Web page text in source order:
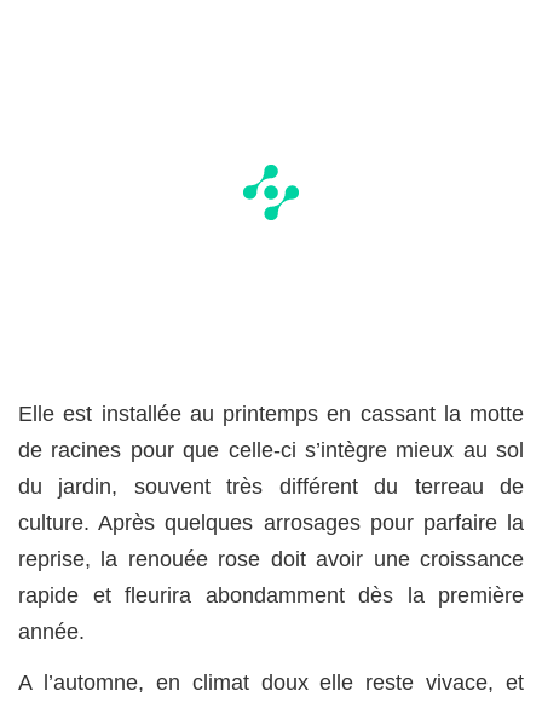
Elle est installée au printemps en cassant la motte
de racines pour que celle-ci s’intègre mieux au sol
du jardin, souvent très différent du terreau de
culture. Après quelques arrosages pour parfaire la
reprise, la renouée rose doit avoir une croissance
rapide et fleurira abondamment dès la première
année.
A l’automne, en climat doux elle reste vivace, et